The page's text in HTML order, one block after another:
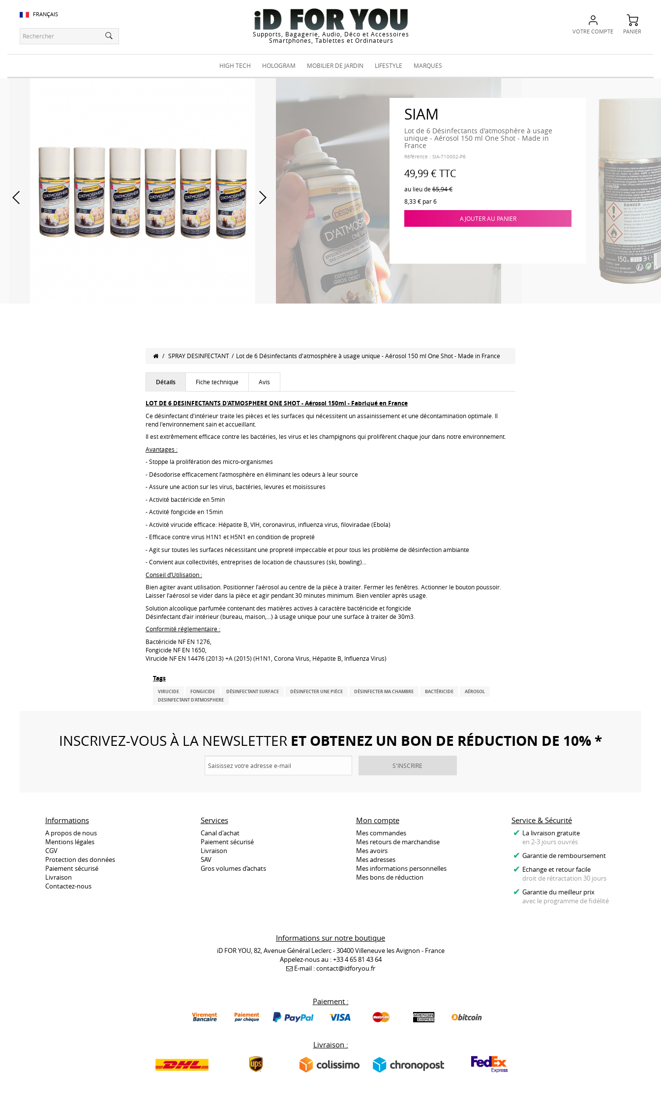
FRANÇAIS
Supports, Bagagerie, Audio, Déco et Accessoires
Smartphones, Tablettes et Ordinateurs
VOTRE COMPTE PANIER
HIGH TECH HOLOGRAM MOBILIER DE JARDIN LIFESTYLE MARQUES
SIAM
Lot de 6 Désinfectants d'atmosphère à usage
unique - Aérosol 150 ml One Shot - Made in
France
Référence : SIA-710002-P6
49,99 € TTC
au lieu de65,94 €
8,33 € par 6
AJOUTER AU PANIER
/ SPRAY DESINFECTANT / Lot de 6 Désinfectants d'atmosphère à usage unique - Aérosol 150 ml One Shot - Made in France
Détails Fiche technique Avis
LOT DE 6 DESINFECTANTS D'ATMOSPHERE ONE SHOT - Aérosol 150ml - Fabriqué en France
Ce désinfectant d'intérieurtraite les pièces et les surfaces qui nécessitent un assainissement et une décontamination optimale. Il
rend l'environnement sain et accueillant.
Il est extrêmement efficace contre les bactéries, les virus et les champignons qui prolifèrent chaque jour dans notre environnement.
Avantages :
- Stoppe la prolifération des micro-organismes
- Désodorise efficacement l’atmosphère en éliminant les odeurs à leur source
- Assure une action sur les virus, bactéries, levures et moisissures
- Activité bactéricide en 5min
- Activité fongicide en 15min
- Activité virucide efficace: Hépatite B, VIH, coronavirus, influenza virus, filoviradae (Ebola)
- Efficace contre virus H1N1 et H5N1 en condition de propreté
- Agit sur toutes les surfaces nécessitant une propreté impeccable et pour tous les problème de désinfection ambiante
- Convient aux collectivités, entreprises de location de chaussures (ski, bowling)...
Conseil d’Utilisation :
Bien agiter avant utilisation. Positionner l’aérosol au centre de la pièce à traiter. Fermer les fenêtres. Actionner le bouton poussoir.
Laisser l’aérosol se vider dans la pièce et agir pendant 30 minutes minimum. Bien ventiler après usage.
Solution alcoolique parfumée contenant des matières actives à caractère bactéricide et fongicide
Désinfectant d’air intérieur (bureau, maison,...) à usage unique pour une surface à traiter de 30m3.
Conformité réglementaire :
Bactéricide NF EN 1276,
Fongicide NF EN 1650,
Virucide NF EN 14476 (2013) +A (2015) (H1N1, Corona Virus, Hépatite B, Influenza Virus)
Tags
VIRUCIDE FONGICIDE DÉSINFECTANT SURFACE DÉSINFECTER UNE PIÈCE DÉSINFECTER MA CHAMBRE BACTÉRICIDE
AÉROSOL
DESINFECTANT D'ATMOSPHERE
INSCRIVEZ-VOUS À LA NEWSLETTER ET OBTENEZ UN BON DE RÉDUCTION DE 10% *
S'INSCRIRE
Informations
A propos de nous
Mentions légales
CGV
Protection des données
Paiement sécurisé
Livraison
Contactez-nous
Services
Canal d'achat
Paiement sécurisé
Livraison
SAV
Gros volumes d’achats
Service & Sécurité
La livraison gratuite
en 2-3 jours ouvrés
Garantie de remboursement
Echange et retour facile
droit de rétractation 30 jours
Garantie du meilleur prix
avec le programme de fidélité
Mon compte
Mes commandes
Mes retours de marchandise
Mes avoirs
Mes adresses
Mes informations personnelles
Mes bons de réduction
Informations sur notre boutique
iD FOR YOU, 82, Avenue Général Leclerc - 30400 Villeneuve les Avignon - France
Appelez-nous au :+33 4 65 81 43 64
E-mail :contact@idforyou.fr
Paiement :
Livraison :